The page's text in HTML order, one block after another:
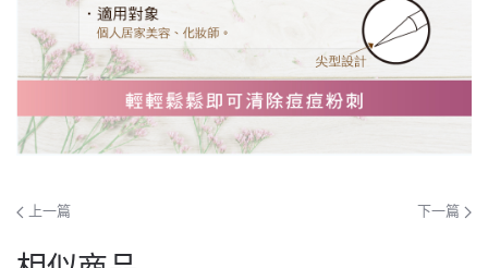
上一篇 下一篇